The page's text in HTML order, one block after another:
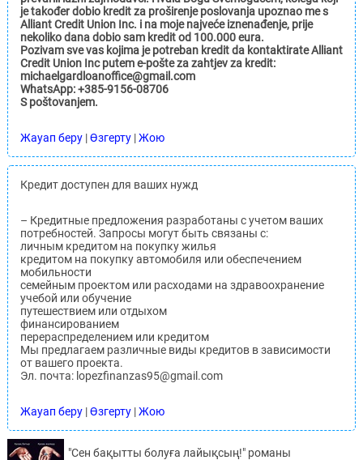
je također dobio kredit za proširenje poslovanja upoznao me s
Alliant Credit Union Inc. i na moje najveće iznenađenje, prije
nekoliko dana dobio sam kredit od 100.000 eura.
Pozivam sve vas kojima je potreban kredit da kontaktirate Alliant
Credit Union Inc putem e-pošte za zahtjev za kredit:
michaelgardloanoffice@gmail.com
WhatsApp: +385-9156-08706
S poštovanjem.
Жауап беру|Өзгерту|Жою
Кредит доступен для ваших нужд
– Кредитные предложения разработаны с учетом ваших
потребностей. Запросы могут быть связаны с:
личным кредитом на покупку жилья
кредитом на покупку автомобиля или обеспечением
мобильности
семейным проектом или расходами на здравоохранение
учебой или обучение
путешествием или отдыхом
финансированием
перераспределением или кредитом
Мы предлагаем различные виды кредитов в зависимости
от вашего проекта.
Эл. почта: lopezfinanzas95@gmail.com
Жауап беру|Өзгерту|Жою
"Сен бақытты болуға лайықсың!" романы